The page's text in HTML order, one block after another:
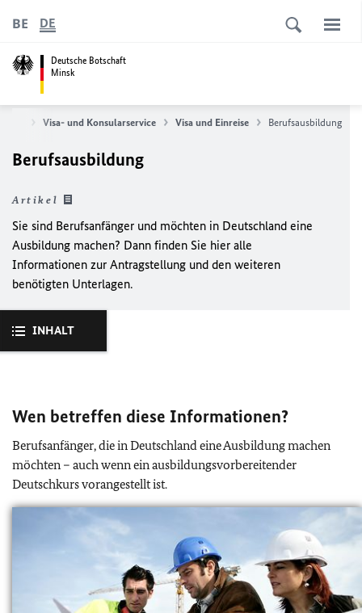
Deutsche Botschaft
Minsk
BE DE
Visa- und Konsularservice Visa und Einreise Berufsausbildung
Berufsausbildung
Artikel
Sie sind Berufsanfänger und möchten in Deutschland eine
Ausbildung machen? Dann finden Sie hier alle
Informationen zur Antragstellung und den weiteren
benötigten Unterlagen.
INHALT
Wen betreffen diese Informationen?
Berufsanfänger, die in Deutschland eine Ausbildung machen
möchten – auch wenn ein ausbildungsvorbereitender
Deutschkurs vorangestellt ist.